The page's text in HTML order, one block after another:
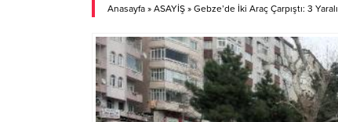
Anasayfa » ASAYİŞ » Gebze’de İki Araç Çarpıştı: 3 Yaralı